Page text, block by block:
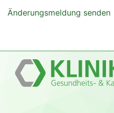
Änderungsmeldung senden